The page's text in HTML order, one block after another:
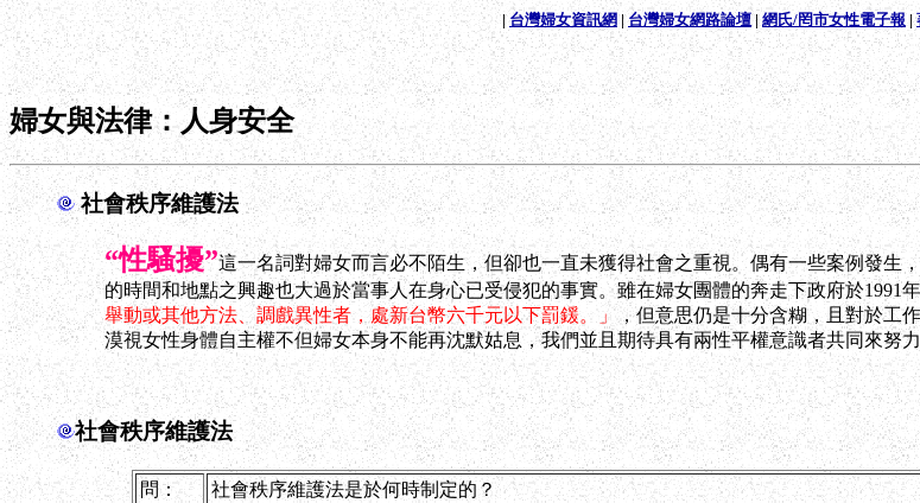
| 台灣婦女資訊網| 台灣婦女網路論壇| 網氏/罔市女性電子報 |
婦女與法律：人身安全
社會秩序維護法
“性騷擾”這一名詞對婦女而言必不陌生，但卻也一直未獲得社會之重視。偶有一些案例發生
的時間和地點之興趣也大過於當事人在身心已受侵犯的事實。雖在婦女團體的奔走下政府於1991
舉動或其他方法、調戲異性者，處新台幣六千元以下罰鍰。」 ，但意思仍是十分含糊，且對於工
漠視女性身體自主權不但婦女本身不能再沈默姑息，我們並且期待具有兩性平權意識者共同來努力
社會秩序維護法
問：
社會秩序維護法是於何時制定的？